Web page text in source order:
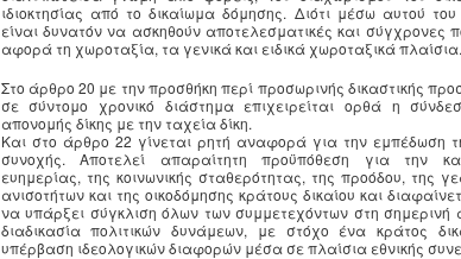
ιδιοκτησίας από το δικαίωμα δόμησης. Διότι μέσω αυτού
είναι δυνατόν να ασκηθούν αποτελεσματικές και σύγχρονες
αφορά τη χωροταξία, τα γενικά και ειδικά χωροταξικά πλαίσια.
Στο άρθρο 20 με την προσθήκη περί προσωρινής δικαστικής
σε σύντομο χρονικό διάστημα επιχειρείται ορθά η
απονομής δίκης με την ταχεία δίκη.
Και στο άρθρο 22 γίνεται ρητή αναφορά για την εμπέδωση
συνοχής. Αποτελεί απαραίτητη προϋπόθεση για την
ευημερίας, της κοινωνικής σταθερότητας, της προόδου, της
ανισοτήτων και της οικοδόμησης κράτους δικαίου και
να υπάρξει σύγκλιση όλων των συμμετεχόντων στη σημερινή
διαδικασία πολιτικών δυνάμεων, με στόχο ένα κράτος
υπέρβαση ιδεολογικών διαφορών μέσα σε πλαίσια εθνικής